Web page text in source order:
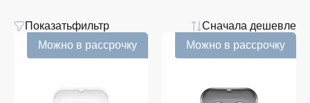
Показатьфильтр
Сначала дешевле
Можно в рассрочку Можно в рассрочку